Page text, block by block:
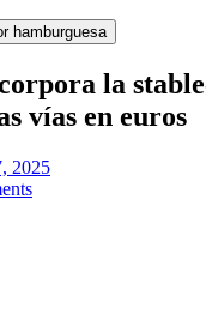
hamburguesa
la
vías en euros
2025